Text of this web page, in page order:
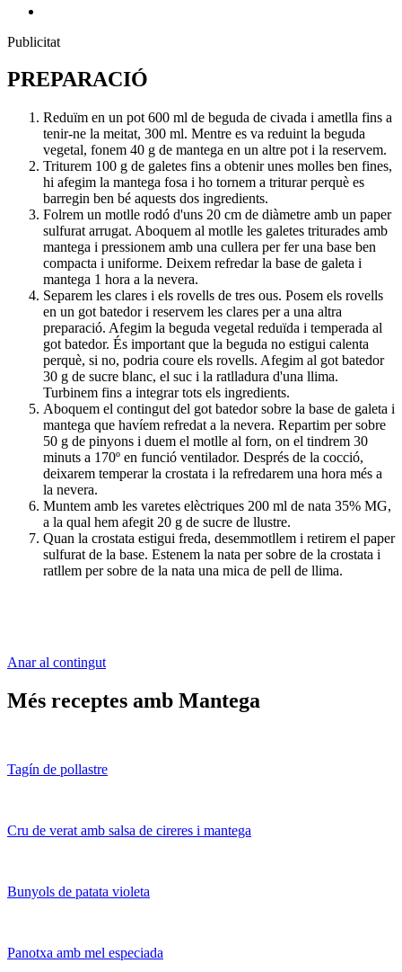
Publicitat
PREPARACIÓ
Reduïm en un pot 600 ml de beguda de civada i ametlla fins a
tenir-ne la meitat, 300 ml. Mentre es va reduint la beguda
vegetal, fonem 40 g de mantega en un altre pot i la reservem.
Triturem 100 g de galetes fins a obtenir unes molles ben fines,
hi afegim la mantega fosa i ho tornem a triturar perquè es
barregin ben bé aquests dos ingredients.
Folrem un motlle rodó d'uns 20 cm de diàmetre amb un paper
sulfurat arrugat. Aboquem al motlle les galetes triturades amb
mantega i pressionem amb una cullera per fer una base ben
compacta i uniforme. Deixem refredar la base de galeta i
mantega 1 hora a la nevera.
Separem les clares i els rovells de tres ous. Posem els rovells
en un got batedor i reservem les clares per a una altra
preparació. Afegim la beguda vegetal reduïda i temperada al
got batedor. És important que la beguda no estigui calenta
perquè, si no, podria coure els rovells. Afegim al got batedor
30 g de sucre blanc, el suc i la ratlladura d'una llima.
Turbinem fins a integrar tots els ingredients.
Aboquem el contingut del got batedor sobre la base de galeta i
mantega que havíem refredat a la nevera. Repartim per sobre
50 g de pinyons i duem el motlle al forn, on el tindrem 30
minuts a 170º en funció ventilador. Després de la cocció,
deixarem temperar la crostata i la refredarem una hora més a
la nevera.
Muntem amb les varetes elèctriques 200 ml de nata 35% MG,
a la qual hem afegit 20 g de sucre de llustre.
Quan la crostata estigui freda, desemmotllem i retirem el paper
sulfurat de la base. Estenem la nata per sobre de la crostata i
ratllem per sobre de la nata una mica de pell de llima.
Anar al contingut
Més receptes amb Mantega
Tagín de pollastre
Cru de verat amb salsa de cireres i mantega
Bunyols de patata violeta
Panotxa amb mel especiada